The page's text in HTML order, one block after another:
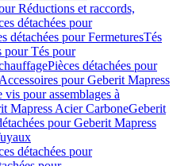
Réductions et raccords,
détachées pour
détachées pour FermeturesTés
pour Tés pour
Pièces détachées pour
Accessoires pour Geberit Mapress
vis pour assemblages à
Mapress Acier CarboneGeberit
pour Geberit Mapress
détachées pour